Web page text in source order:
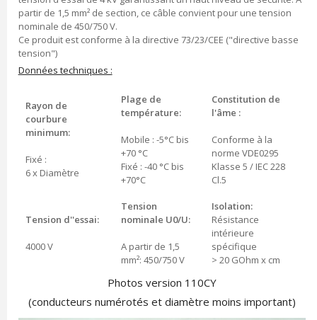
partir de 1,5 mm² de section, ce câble convient pour une tension
nominale de 450/750 V.
Ce produit est conforme à la directive 73/23/CEE ("directive basse
tension")
Données techniques :
Rayon de
courbure
minimum:
Fixé :
6 x Diamètre
Plage de
température:
Mobile : -5°C bis
+70 °C
Fixé : -40 °C bis
+70°C
Constitution de
l'âme :
Conforme à la
norme VDE0295
Klasse 5 / IEC 228
Cl.5
Tension d''essai:
4000 V
Tension
nominale U0/U:
A partir de 1,5
mm²: 450/750 V
Isolation:
Résistance
intérieure
spécifique
> 20 GOhm x cm
Photos version 110CY
(conducteurs numérotés et diamètre moins important)